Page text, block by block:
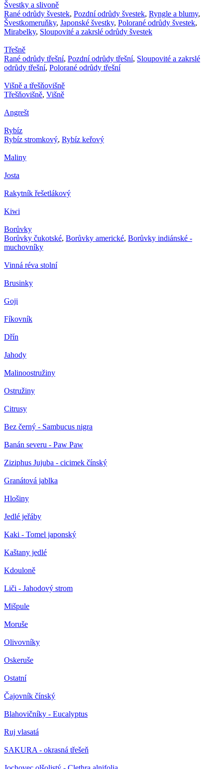
Švestky a slivoně
Rané odrůdy švestek, Pozdní odrůdy švestek, Ryngle a blumy,
Švestkomeruňky, Japonské švestky, Polorané odrůdy švestek,
Mirabelky, Sloupovité a zakrslé odrůdy švestek
Třešně
Rané odrůdy třešní, Pozdní odrůdy třešní, Sloupovité a zakrslé
odrůdy třešní, Polorané odrůdy třešní
Višně a třešňovišně
Třešňovišně, Višně
Angrešt
Rybíz
Rybíz stromkový, Rybíz keřový
Maliny
Josta
Rakytník řešetlákový
Kiwi
Borůvky
Borůvky čukotské, Borůvky americké, Borůvky indiánské -
muchovníky
Vinná réva stolní
Brusinky
Goji
Fíkovník
Dřín
Jahody
Malinoostružiny
Ostružiny
Citrusy
Bez černý - Sambucus nigra
Banán severu - Paw Paw
Ziziphus Jujuba - cicimek čínský
Granátová jablka
Hlošiny
Jedlé jeřáby
Kaki - Tomel japonský
Kaštany jedlé
Kdouloně
Liči - Jahodový strom
Mišpule
Moruše
Olivovníky
Oskeruše
Ostatní
Čajovník čínský
Blahovičníky - Eucalyptus
Ruj vlasatá
SAKURA - okrasná třešeň